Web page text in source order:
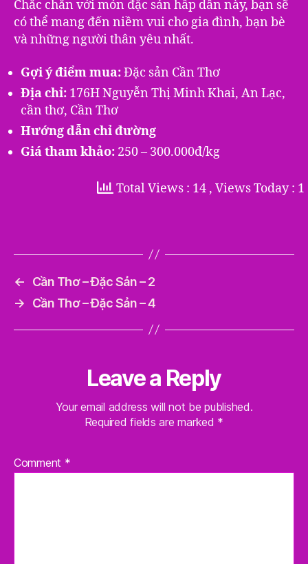
Chắc chắn với món đặc sản hấp dẫn này, bạn sẽ
có thể mang đến niềm vui cho gia đình, bạn bè
và những người thân yêu nhất.
Gợi ý điểm mua:Đặc sản Cần Thơ
Địa chỉ: 176H Nguyễn Thị Minh Khai, An Lạc,
cần thơ, Cần Thơ
Hướng dẫn chỉ đường
Giá tham khảo: 250 – 300.000đ/kg
Total Views : 14 , Views Today : 1
←
Cần Thơ – Đặc Sản – 2
→
Cần Thơ – Đặc Sản – 4
Leave a Reply
Your email address will not be published.
Required fields are marked *
Comment *